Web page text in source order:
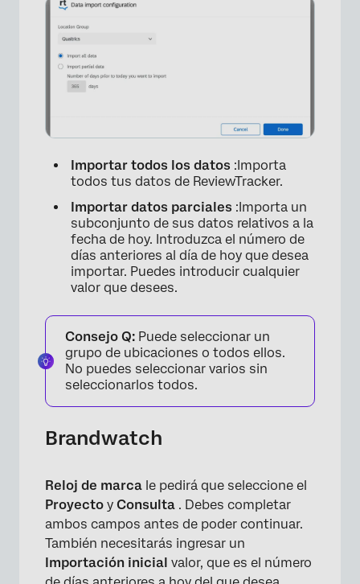
×
Importar todos los datos :Importa
todos tus datos de ReviewTracker.
Importar datos parciales :Importa un
subconjunto de sus datos relativos a la
fecha de hoy. Introduzca el número de
días anteriores al día de hoy que desea
importar. Puedes introducir cualquier
valor que desees.
Consejo Q: Puede seleccionar un
grupo de ubicaciones o todos ellos.
No puedes seleccionar varios sin
seleccionarlos todos.
Brandwatch
Reloj de marca le pedirá que seleccione el
Proyecto y Consulta . Debes completar
ambos campos antes de poder continuar.
También necesitarás ingresar un
Importación inicial valor, que es el número